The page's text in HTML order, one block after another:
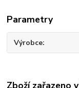
Parametry
Výrobce
Zboží zařazeno